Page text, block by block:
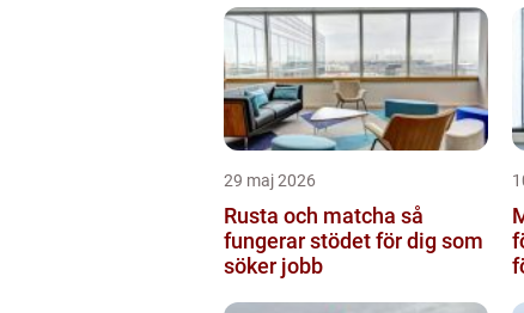
29 maj 2026
Rusta och matcha så
fungerar stödet för dig som
söker jobb